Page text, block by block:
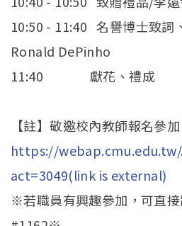
10:50 - 11:40 名譽博士致詞
Ronald DePinho
11:40 獻花、禮成
【註】敬邀校內教師報名參
https://
act=3049(link is external)
※若職員有興趣參加，可直